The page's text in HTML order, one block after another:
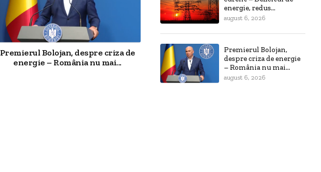
Premierul Bolojan, despre criza de
energie – România nu mai...
energie, redus...
august 6, 2026
Premierul Bolojan,
despre criza de energie
– România nu mai...
august 6, 2026